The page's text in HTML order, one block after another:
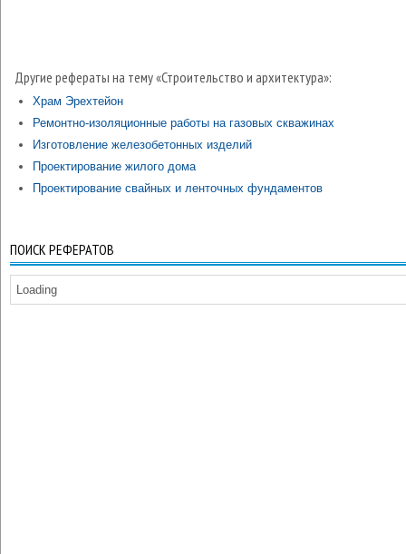
Другие рефераты на тему «Строительство и архитектура»:
Храм Эрехтейон
Ремонтно-изоляционные работы на газовых скважинах
Изготовление железобетонных изделий
Проектирование жилого дома
Проектирование свайных и ленточных фундаментов
ПОИСК РЕФЕРАТОВ
Loading